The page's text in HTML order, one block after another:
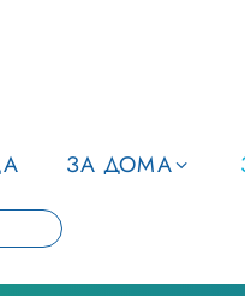
ЗА ДОМА